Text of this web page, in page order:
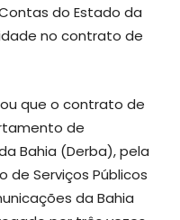
do Estado da
no contrato de
que o contrato de
de
Bahia (Derba), pela
de Serviços Públicos
da Bahia